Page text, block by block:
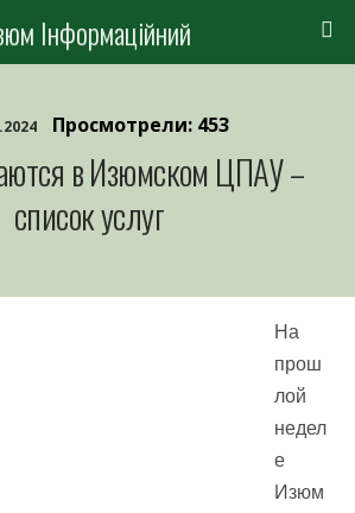
Інформаційний
Просмотрели: 453
в Изюмском ЦПАУ –
список услуг
На
прош
лой
недел
е
Изюм